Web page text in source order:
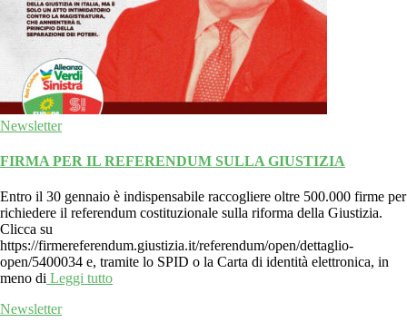
Newsletter
FIRMA PER IL REFERENDUM SULLA GIUSTIZIA
Entro il 30 gennaio è indispensabile raccogliere oltre 500.000 firme per
richiedere il referendum costituzionale sulla riforma della Giustizia.
Clicca su
https://firmereferendum.giustizia.it/referendum/open/dettaglio-
open/5400034 e, tramite lo SPID o la Carta di identità elettronica, in
meno di Leggi tutto
Newsletter